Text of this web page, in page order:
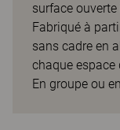
surface
Fabriqué à
sans cadre en
chaque espace
En groupe ou